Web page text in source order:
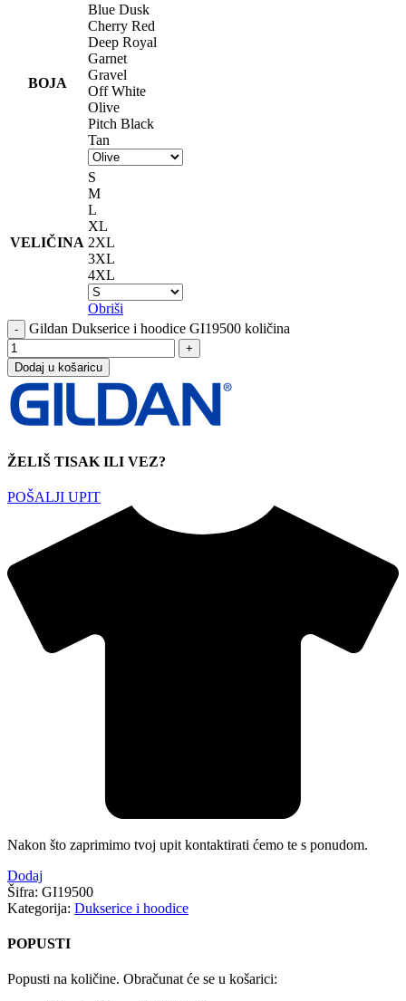
BOJA
Blue Dusk
Cherry Red
Deep Royal
Garnet
Gravel
Off White
Olive
Pitch Black
Tan
VELIČINA
S
M
L
XL
2XL
3XL
4XL
Obriši
Gildan Dukserice i hoodice GI19500 količina
Dodaj u košaricu
ŽELIŠ TISAK ILI VEZ?
POŠALJI UPIT
Nakon što zaprimimo tvoj upit kontaktirati ćemo te s ponudom.
Dodaj
Šifra: GI19500
Kategorija: Dukserice i hoodice
POPUSTI
Popusti na količine. Obračunat će se u košarici: